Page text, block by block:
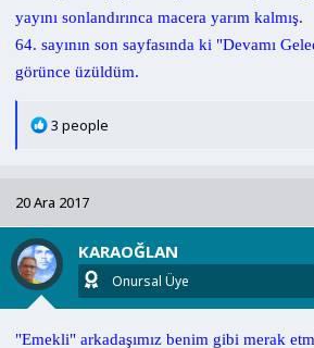
yayını sonlandırınca macera yarım kalmış.
64. sayının son sayfasında ki "Devamı
görünce üzüldüm.
T
i
l
e
r
3 people
20 Ara 2017
KARAOĞLAN
Onursal Üye
"Emekli" arkadaşımız benim gibi merak